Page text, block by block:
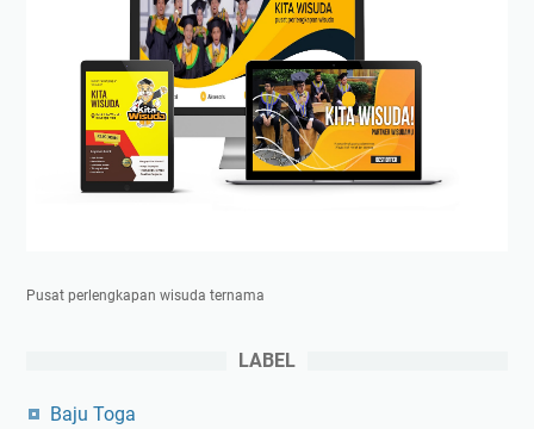
Pusat perlengkapan wisuda ternama
LABEL
Baju Toga